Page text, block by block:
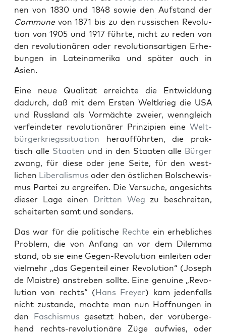
nen von 1830 und 1848 sowie den Auf­s­tand der
Com­munevon 1871 bis zu den rus­sis­chen Rev­o­lu­
tion von 1905 und 1917 führte, nicht zu reden von
den rev­o­lu­tionären oder rev­o­lu­tion­sar­ti­gen Erhe­
bun­gen in Lateinameri­ka und später auch in
Asien.
Eine neue Qual­ität erre­ichte die Entwick­lung
dadurch, daß mit dem Ersten Weltkrieg die USA
und Rus­s­land als Vor­mächte zweier, wen­ngle­ich
ver­fein­de­ter rev­o­lu­tionär­er Prinzip­i­en eine Welt­
bürg­erkriegssi­t­u­a­tion her­auf­führten, die prak­
tisch alle Staat­en und in den Staat­en alle Bürg­er
zwang, für diese oder jene Seite, für den west­
lichen Lib­er­al­is­mus oder den östlichen Bolschewis­
mus Partei zu ergreifen. Die Ver­suche, angesichts
dieser Lage einen Drit­ten Weg zu beschre­it­en,
scheit­erten samt und son­ders.
Das war für die poli­tis­che Rechte ein erhe­blich­es
Prob­lem, die von Anfang an vor dem Dilem­ma
stand, ob sie eine Gegen-Rev­o­lu­tion ein­leit­en oder
vielmehr „das Gegen­teil ein­er Rev­o­lu­tion“ (Joseph
de Maistre) anstreben sollte. Eine gen­uine „Rev­o­
lu­tion von rechts“ (Hans Frey­er) kam jeden­falls
nicht zus­tande, mochte man nun Hoff­nun­gen in
den Faschis­mus geset­zt haben, der vorüberge­
hend rechts-rev­o­lu­tionäre Züge aufwies, oder